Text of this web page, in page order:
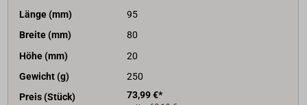
Länge (mm)
95
Breite (mm)
80
Höhe (mm)
20
Gewicht (g)
250
Preis (Stück)
73,99 €*